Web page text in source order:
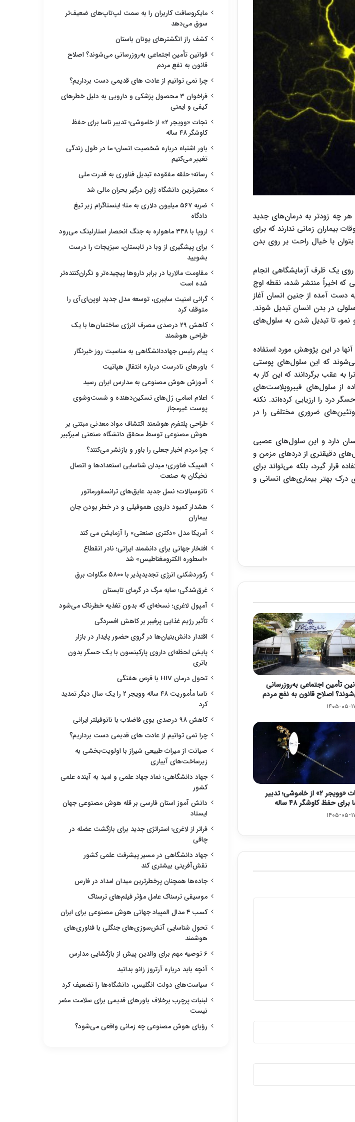
چه زودتر به درمان‌های جدید
بیماران زمانی ندارند که برای
با خیال راحت بر روی بدن
روی یک ظرف آزمایشگاهی انجام
اخیراً منتشر شده، نقطه اوج
دست آمده از جنین انسان آغاز
در بدن انسان تبدیل شوند.
تا تبدیل شدن به سلول‌های
در این پژوهش مورد استفاده
که این سلول‌های پوستی
عقب برگردانند که این کار به
از سلول‌های فیبروپلاست‌های
درد را ارزیابی کرده‌اند. نکته
ضروری مختلفی را در
دارد و این سلول‌های عصبی
دقیقتری از دردهای مزمن و
قرار گیرد، بلکه می‌تواند برای
درک بهتر بیماری‌های انسانی و
تأمین اجتماعی به‌روزرسانی
اصلاح قانون به نفع مردم
۰۵-۱۷
نجات «وویجر ۲» از خاموشی؛ تدبیر
برای حفظ کاوشگر ۴۸ ساله
۰۵-۱۷
مایکروسافت کاربران را به سمت لپ‌تاپ‌های ضعیف‌تر
سوق می‌دهد
کشف راز انگشترهای یونان باستان
قوانین تأمین اجتماعی به‌روزرسانی می‌شوند؟ اصلاح
قانون به نفع مردم
چرا نمی توانیم از عادت های قدیمی دست برداریم؟
فراخوان ۳ محصول پزشکی و دارویی به دلیل خطرهای
کیفی و ایمنی
نجات «وویجر ۲» از خاموشی؛ تدبیر ناسا برای حفظ
کاوشگر ۴۸ ساله
باور اشتباه درباره شخصیت انسان؛ ما در طول زندگی
تغییر می‌کنیم
رسانه؛ حلقه مفقوده تبدیل فناوری به قدرت ملی
معتبرترین دانشگاه ژاپن درگیر بحران مالی شد
ضربه ۵۶۷ میلیون دلاری به متا؛ اینستاگرام زیر تیغ
دادگاه
اروپا با ۳۴۸ ماهواره به جنگ انحصار استارلینک می‌رود
برای پیشگیری از وبا در تابستان، سبزیجات را درست
بشویید
مقاومت مالاریا در برابر داروها پیچیده‌تر و نگران‌کننده‌تر
شده است
گرانی امنیت سایبری، توسعه مدل جدید اوپن‌ای‌آی را
متوقف کرد
کاهش ۲۹ درصدی مصرف انرژی ساختمان‌ها با یک
طراحی هوشمند
پیام رئیس جهاددانشگاهی به مناسبت روز خبرنگار
باورهای نادرست درباره انتقال هپاتیت
آموزش هوش مصنوعی به مدارس ایران رسید
اعلام اسامی ژل‌های تسکین‌دهنده و شست‌وشوی
پوست غیرمجاز
طراحی پلتفرم هوشمند اکتشاف مواد معدنی مبتنی بر
هوش مصنوعی توسط محقق دانشگاه صنعتی امیرکبیر
چرا مردم اخبار جعلی را باور و بازنشر می‌کنند؟
المپیک فناوری؛ میدان شناسایی استعدادها و اتصال
نخبگان به صنعت
نانوسیالات؛ نسل جدید عایق‌های ترانسفورماتور
هشدار کمبود داروی هموفیلی و در خطر بودن جان
بیماران
آمریکا مدل «دکتری صنعتی» را آزمایش می کند
افتخار جهانی برای دانشمند ایرانی؛ نادر انقطاع
«اسطوره الکترومغناطیس» شد
رکوردشکنی انرژی تجدیدپذیر با ۵۸۰۰ مگاوات برق
غرق‌شدگی؛ سایه مرگ در گرمای تابستان
آمپول لاغری؛ نسخه‌ای که بدون تغذیه خطرناک می‌شود
تأثیر رژیم غذایی پرفیبر بر کاهش افسردگی
اقتدار دانش‌بنیان‌ها در گروی حضور پایدار در بازار
پایش لحظه‌ای داروی پارکینسون با یک حسگر بدون
باتری
تحول درمان HIV با قرص هفتگی
ناسا مأموریت ۴۸ ساله وویجر ۲ را یک سال دیگر تمدید
کرد
کاهش ۹۸ درصدی بوی فاضلاب با نانوفیلتر ایرانی
چرا نمی توانیم از عادت های قدیمی دست برداریم؟
صیانت از میراث طبیعی شیراز با اولویت‌بخشی به
زیرساخت‌های آبیاری
جهاد دانشگاهی؛ نماد جهاد علمی و امید به آینده علمی
کشور
دانش آموز استان فارسی بر قله هوش مصنوعی جهان
ایستاد
فراتر از لاغری؛ استراتژی جدید برای بازگشت عضله در
چاقی
جهاد دانشگاهی در مسیر پیشرفت علمی کشور
نقش‌آفرینی بیشتری کند
جاده‌ها همچنان پرخطرترین میدان امداد در فارس
موسیقی ترسناک عامل مؤثر فیلم‌های ترسناک
کسب ۴ مدال المپیاد جهانی هوش مصنوعی برای ایران
تحول شناسایی آتش‌سوزی‌های جنگلی با فناوری‌های
هوشمند
۶ توصیه مهم برای والدین پیش از بازگشایی مدارس
آنچه باید درباره آرتروز زانو بدانید
سیاست‌های دولت انگلیس، دانشگاه‌ها را تضعیف کرد
لبنیات پرچرب برخلاف باورهای قدیمی برای سلامت مضر
نیست
رؤیای هوش مصنوعی چه زمانی واقعی می‌شود؟